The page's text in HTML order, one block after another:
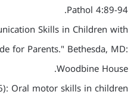
Pathol 4:89-94.
Skills in Children with
for Parents." Bethesda, MD:
Woodbine House.
Oral motor skills in children